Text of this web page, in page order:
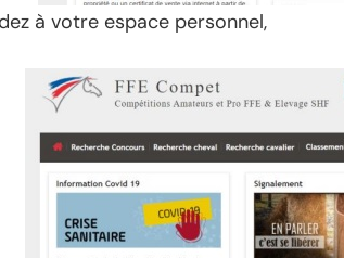
à votre espace personnel,